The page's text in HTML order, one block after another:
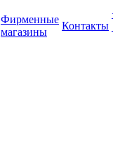
Фирменные
магазины
Контакты